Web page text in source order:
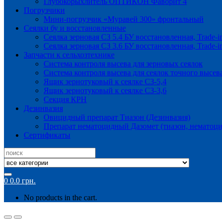
Погрузчики
Мини-погрузчик «Муравей 300» фронтальный
Сеялки бу и восстановленные
Сеялка зерновая СЗ 5.4 БУ восстановленная, Trade-
Сеялка зерновая СЗ 3.6 БУ восстановленная, Trade-
Запчасти к сельхозтехнике
Система контроля высева для зерновых сеялок
Система контроля высева для сеялок точного
Ящик зернотуковый к сеялке СЗ-5,4
Ящик зернотуковый к сеялке СЗ-3,6
Секция КРН
Дезинвазия
Овицидный препарат Тиазон (Дезинвазия)
Препарат нематоцидный Дазомет (тиазон,
Сертификаты
Search
for:
0 0.0 грн.
No products in the cart.